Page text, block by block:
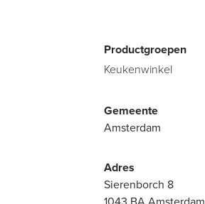
Productgroepen
Keukenwinkel
Gemeente
Amsterdam
Adres
Sierenborch 8